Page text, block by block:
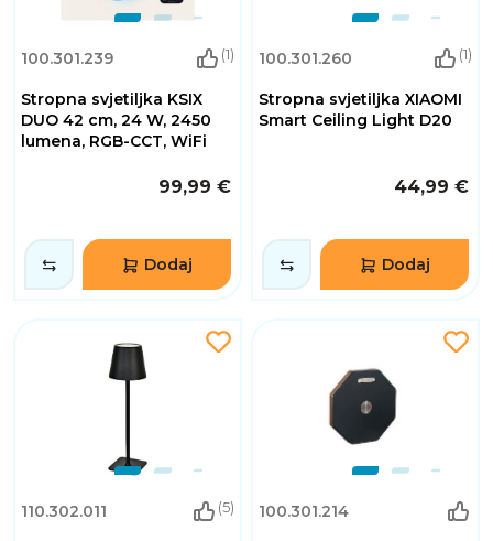
100.301.239 (1)
Stropna svjetiljka KSIX
DUO 42 cm, 24 W, 2450
lumena, RGB-CCT, WiFi
99,99 €
Dodaj
100.301.260 (1)
Stropna svjetiljka XIAOMI
Smart Ceiling Light D20
44,99 €
Dodaj
110.302.011 (5) 100.301.214